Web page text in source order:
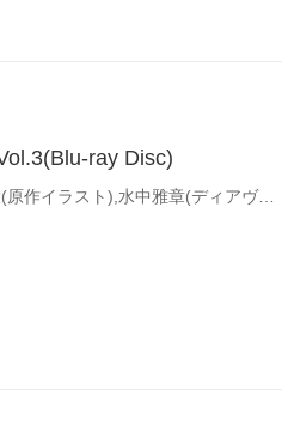
ray Disc)
(オムニバス),むらさきゆきや(原作),鶴崎貴大(原作イラスト),水中雅章(ディアヴロ),芹澤優(シェラ・L・グリーンウッド),和氣あず未(レム・ガレウ),金子志津枝(キャラクターデザイン),加藤裕介(音楽)